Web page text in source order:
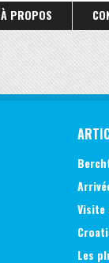
À PROPOS